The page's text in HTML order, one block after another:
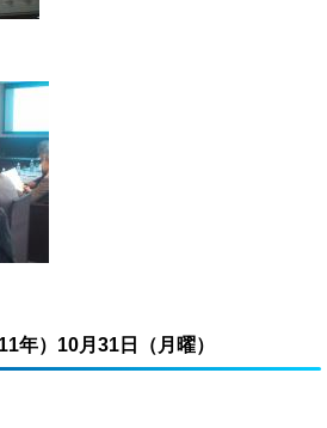
）10月31日（月曜）